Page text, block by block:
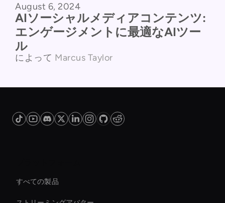
August 6, 2024
AIソーシャルメディアコンテンツ:
エンゲージメントに最適なAIツー
ル
によって Marcus Taylor
すべての製品